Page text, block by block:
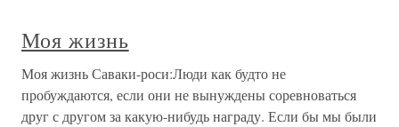
Моя жизнь
Моя жизнь Саваки-роси:Люди как будто не
пробуждаются, если они не вынуждены соревноваться
друг с другом за какую-нибудь награду. Если бы мы были